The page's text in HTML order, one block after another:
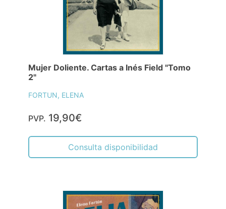
Mujer Doliente. Cartas a Inés Field "Tomo
2"
FORTUN, ELENA
PVP. 19,90€
Consulta disponibilidad